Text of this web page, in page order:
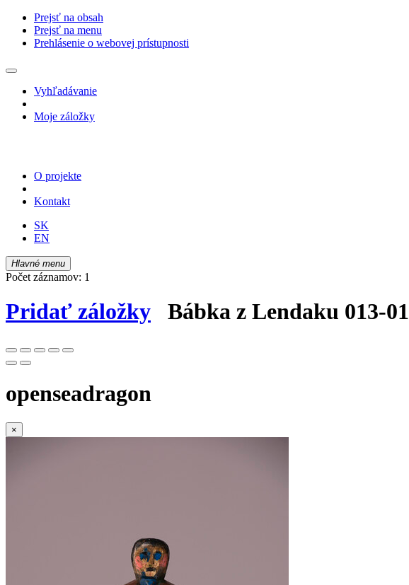
Prejsť na obsah
Prejsť na menu
Prehlásenie o webovej prístupnosti
Vyhľadávanie
Moje záložky
O projekte
Kontakt
SK
EN
Hlavné menu
Počet záznamov: 1
Pridať záložky Bábka z Lendaku 013-01
openseadragon
×